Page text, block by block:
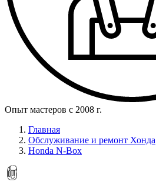
Опыт мастеров с 2008 г.
Главная
Обслуживание и ремонт Хонда
Honda N-Box